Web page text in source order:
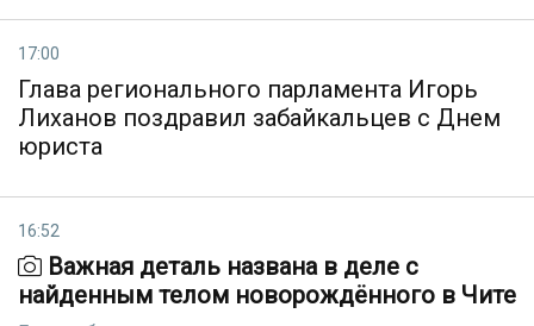
17:00
Глава регионального парламента Игорь
Лиханов поздравил забайкальцев с Днем
юриста
16:52
Важная деталь названа в деле с
найденным телом новорождённого в Чите